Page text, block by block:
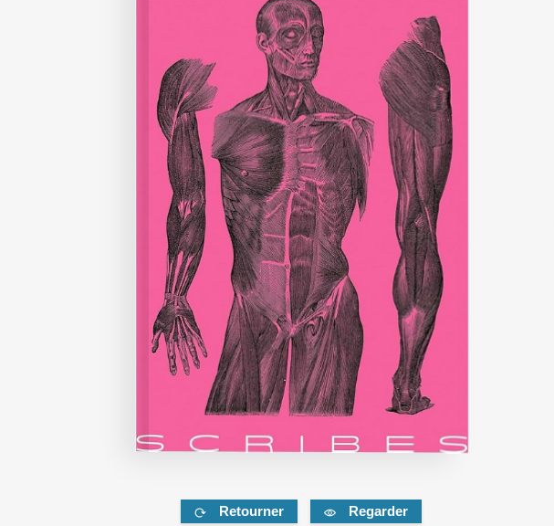
Retourner Regarder